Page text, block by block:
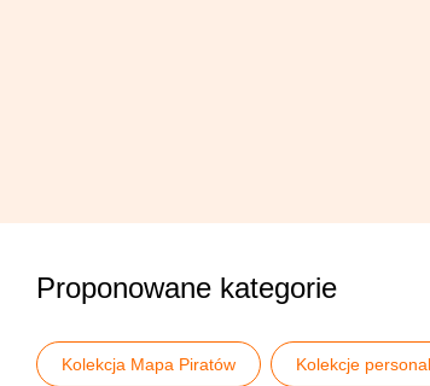
Proponowane kategorie
Kolekcja Mapa Piratów Kolekcje